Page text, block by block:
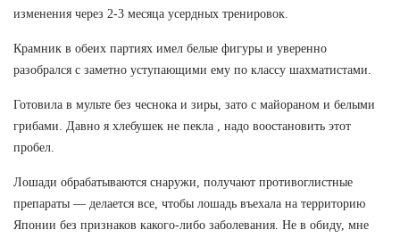
изменения через 2-3 месяца усердных тренировок.
Крамник в обеих партиях имел белые фигуры и уверенно
разобрался с заметно уступающими ему по классу шахматистами.
Готовила в мульте без чеснока и зиры, зато с майораном и белыми
грибами. Давно я хлебушек не пекла , надо воостановить этот
пробел.
Лошади обрабатываются снаружи, получают противоглистные
препараты — делается все, чтобы лошадь въехала на территорию
Японии без признаков какого-либо заболевания. Не в обиду, мне